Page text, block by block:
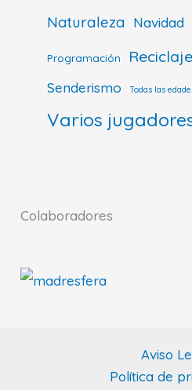
Naturaleza Navidad
Programación Reciclaje
Senderismo Todas las
Varios
Colaboradores
Aviso
Política de